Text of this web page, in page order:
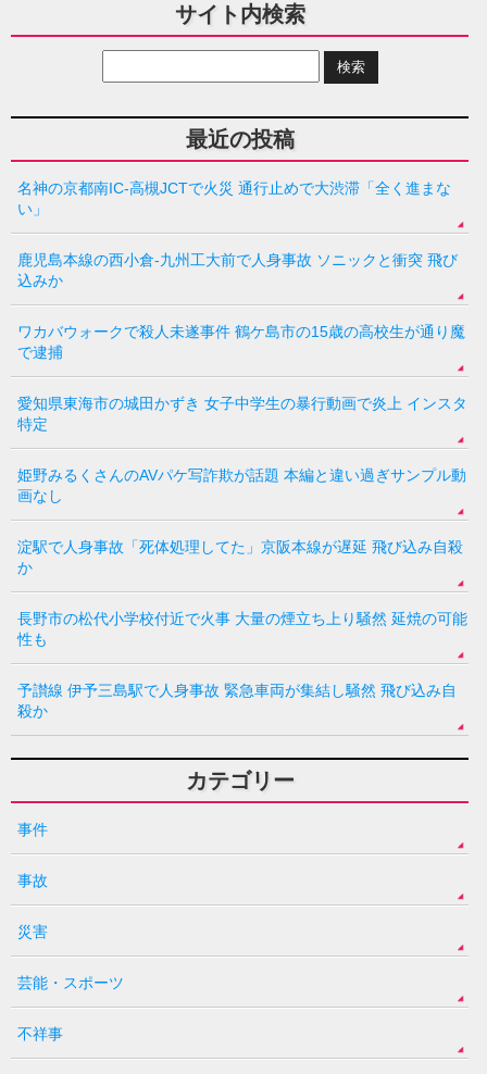
サイト内検索
最近の投稿
名神の京都南IC-高槻JCTで火災 通行止めで大渋滞「全く進まな
い」
鹿児島本線の西小倉-九州工大前で人身事故 ソニックと衝突 飛び
込みか
ワカバウォークで殺人未遂事件 鶴ケ島市の15歳の高校生が通り魔
で逮捕
愛知県東海市の城田かずき 女子中学生の暴行動画で炎上 インスタ
特定
姫野みるくさんのAVパケ写詐欺が話題 本編と違い過ぎサンプル動
画なし
淀駅で人身事故「死体処理してた」京阪本線が遅延 飛び込み自殺
か
長野市の松代小学校付近で火事 大量の煙立ち上り騒然 延焼の可能
性も
予讃線 伊予三島駅で人身事故 緊急車両が集結し騒然 飛び込み自
殺か
カテゴリー
事件
事故
災害
芸能・スポーツ
不祥事